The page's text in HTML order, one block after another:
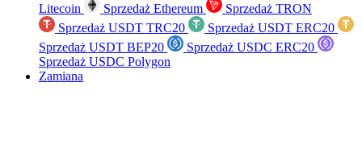
Litecoin
Sprzedaż Ethereum
Sprzedaż TRON
Sprzedaż USDT TRC20
Sprzedaż USDT ERC20
Sprzedaż USDT BEP20
Sprzedaż USDC ERC20
Sprzedaż USDC Polygon
Zamiana